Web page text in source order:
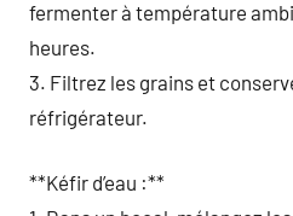
fermenter à température
heures.
3. Filtrez les grains et
réfrigérateur.
**Kéfir d’eau :**